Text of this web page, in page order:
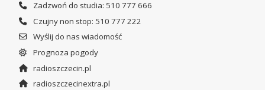
Zadzwoń do studia: 510 777 666
Czujny non stop: 510 777 222
Wyślij do nas wiadomość
Prognoza pogody
radioszczecin.pl
radioszczecinextra.pl